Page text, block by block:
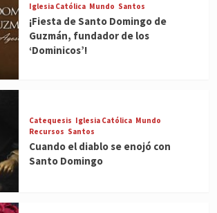
Iglesia Católica Mundo Santos
¡Fiesta de Santo Domingo de
Guzmán, fundador de los
‘Dominicos’!
Catequesis Iglesia Católica Mundo
Recursos Santos
Cuando el diablo se enojó con
Santo Domingo